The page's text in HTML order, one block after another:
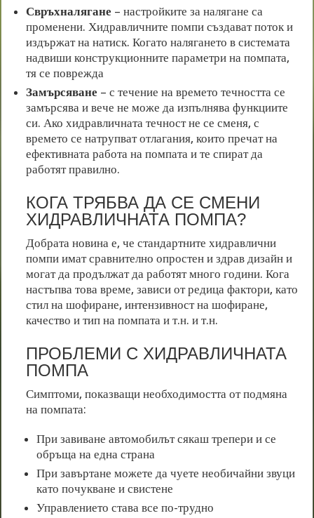
Свръхналягане – настройките за налягане са
променени. Хидравличните помпи създават поток и
издържат на натиск. Когато налягането в системата
надвиши конструкционните параметри на помпата,
тя се поврежда
Замърсяване – с течение на времето течността се
замърсява и вече не може да изпълнява функциите
си. Ако хидравличната течност не се сменя, с
времето се натрупват отлагания, които пречат на
ефективната работа на помпата и те спират да
работят правилно.
КОГА ТРЯБВА ДА СЕ СМЕНИ
ХИДРАВЛИЧНАТА ПОМПА?
Добрата новина е, че стандартните хидравлични
помпи имат сравнително опростен и здрав дизайн и
могат да продължат да работят много години. Кога
настъпва това време, зависи от редица фактори, като
стил на шофиране, интензивност на шофиране,
качество и тип на помпата и т.н. и т.н.
ПРОБЛЕМИ С ХИДРАВЛИЧНАТА
ПОМПА
Симптоми, показващи необходимостта от подмяна
на помпата:
При завиване автомобилът сякаш трепери и се
обръща на една страна
При завъртане можете да чуете необичайни звуци
като почукване и свистене
Управлението става все по-трудно